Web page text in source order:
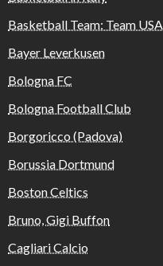
Basketball Team: Team USA
Bayer Leverkusen
Bologna FC
Bologna Football Club
Borgoricco (Padova)
Borussia Dortmund
Boston Celtics
Bruno, Gigi Buffon
Cagliari Calcio